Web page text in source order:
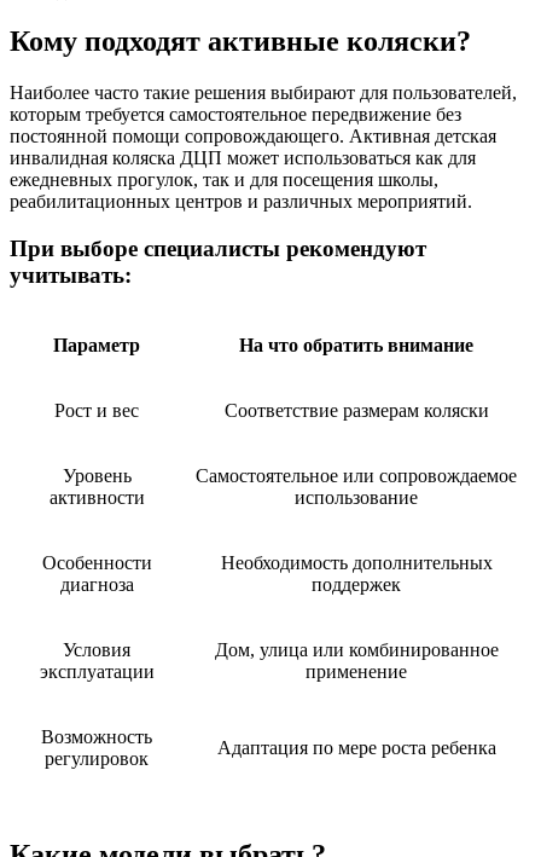
Кому подходят активные коляски?
Наиболее часто такие решения выбирают для пользователей,
которым требуется самостоятельное передвижение без
постоянной помощи сопровождающего. Активная детская
инвалидная коляска ДЦП может использоваться как для
ежедневных прогулок, так и для посещения школы,
реабилитационных центров и различных мероприятий.
При выборе специалисты рекомендуют
учитывать:
Параметр На что обратить внимание
Рост и вес Соответствие размерам коляски
Уровень
активности
Самостоятельное или сопровождаемое
использование
Особенности
диагноза
Необходимость дополнительных
поддержек
Условия
эксплуатации
Дом, улица или комбинированное
применение
Возможность
регулировок
Адаптация по мере роста ребенка